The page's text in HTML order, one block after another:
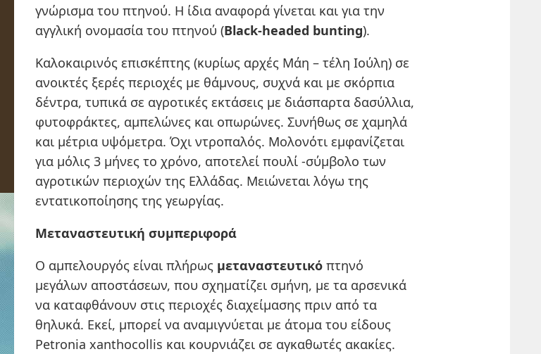
γνώρισμα του πτηνού. Η ίδια αναφορά γίνεται και για την
αγγλική ονομασία του πτηνού (Black-headed bunting).
Καλοκαιρινός επισκέπτης (κυρίως αρχές Μάη – τέλη Ιούλη) σε
ανοικτές ξερές περιοχές με θάμνους, συχνά και με σκόρπια
δέντρα, τυπικά σε αγροτικές εκτάσεις με διάσπαρτα δασύλλια,
φυτοφράκτες, αμπελώνες και οπωρώνες. Συνήθως σε χαμηλά
και μέτρια υψόμετρα. Όχι ντροπαλός. Μολονότι εμφανίζεται
για μόλις 3 μήνες το χρόνο, αποτελεί πουλί -σύμβολο των
αγροτικών περιοχών της Ελλάδας. Μειώνεται λόγω της
εντατικοποίησης της γεωργίας.
Μεταναστευτική συμπεριφορά
Ο αμπελουργός είναι πλήρως μεταναστευτικό πτηνό
μεγάλων αποστάσεων, που σχηματίζει σμήνη, με τα αρσενικά
να καταφθάνουν στις περιοχές διαχείμασης πριν από τα
θηλυκά. Εκεί, μπορεί να αναμιγνύεται με άτομα του είδους
Petronia xanthocollis και κουρνιάζει σε αγκαθωτές ακακίες.